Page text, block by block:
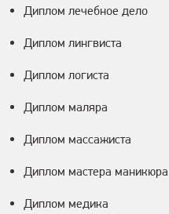
Диплом лечебное дело
Диплом лингвиста
Диплом логиста
Диплом маляра
Диплом массажиста
Диплом мастера маникюра
Диплом медика